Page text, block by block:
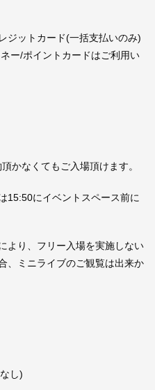
ジットカード(一括支払いのみ)
ー/ポイントカードはご利用い
かなくてもご入場頂けます。
15:50にイベントスペース前に
より、フリー入場を実施しない
、ミニライブのご観覧は出来か
し)